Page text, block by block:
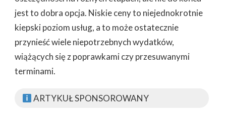
jest to dobra opcja. Niskie ceny to niejednokrotnie
kiepski poziom usług, a to może ostatecznie
przynieść wiele niepotrzebnych wydatków,
wiążących się z poprawkami czy przesuwanymi
terminami.
ARTYKUŁ SPONSOROWANY